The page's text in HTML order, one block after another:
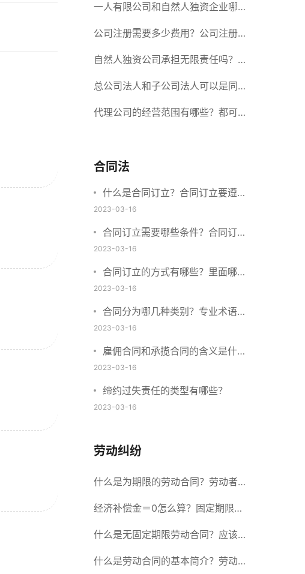
东未出资到位能否分红？
一人有限公司和自然人独资企业哪个
好？一人公司设立条件有哪些？
公司注册需要多少费用？公司注册需
要准备什么材料？
自然人独资公司承担无限责任吗？有
限责任公司与有限责任公司的区别
总公司法人和子公司法人可以是同一
个人吗？总公司更名分公司需要更改
代理公司的经营范围有哪些？都可以
合同法
什么是合同订立？合同订立要遵守
什么原则？订立方式有哪些？
2023-03-16
合同订立需要哪些条件？合同订立
与合同成立有什么不同？
2023-03-16
合同订立的方式有哪些？里面哪些
内容、细节条款需要载明？
2023-03-16
合同分为哪几种类别？专业术语分
别是什么？
2023-03-16
雇佣合同和承揽合同的含义是什
么？怎么区分雇佣合同和承揽合
同？
2023-03-16
缔约过失责任的类型有哪些？
2023-03-16
劳动纠纷
什么是为期限的劳动合同？劳动者解
除合同的15种情形
经济补偿金＝0怎么算？固定期限劳
动合同又称什么？
什么是无固定期限劳动合同？应该怎
么解除或终止劳动合同？
什么是劳动合同的基本简介？劳动合